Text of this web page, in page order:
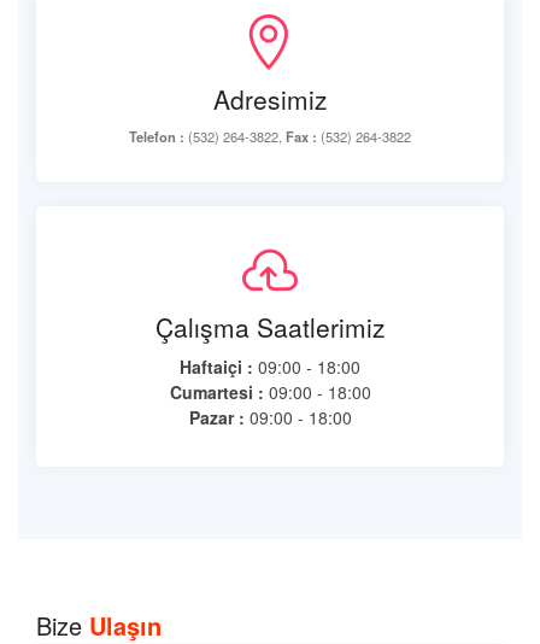
Adresimiz
Telefon : (532) 264-3822, Fax : (532) 264-3822
Çalışma Saatlerimiz
Haftaiçi : 09:00 - 18:00
Cumartesi : 09:00 - 18:00
Pazar : 09:00 - 18:00
Bize Ulaşın